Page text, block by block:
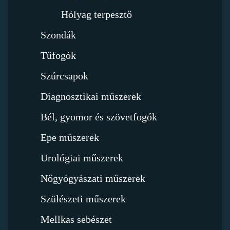
Hólyag terpesztő
Szondák
Tűfogók
Szúrcsapok
Diagnosztikai műszerek
Bél, gyomor és szövetfogók
Epe műszerek
Urológiai műszerek
Nőgyógyászati műszerek
Szülészeti műszerek
Mellkas sebészet